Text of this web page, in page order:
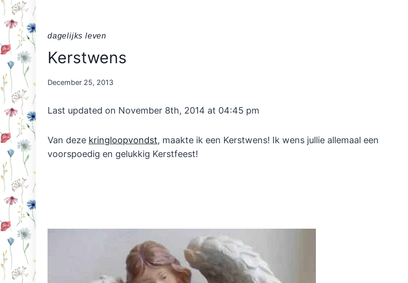
dagelijks leven
Kerstwens
By
December 25, 2013
Last updated on November 8th, 2014 at 04:45 pm
Van deze kringloopvondst, maakte ik een Kerstwens! Ik wens jullie allemaal een
voorspoedig en gelukkig Kerstfeest!